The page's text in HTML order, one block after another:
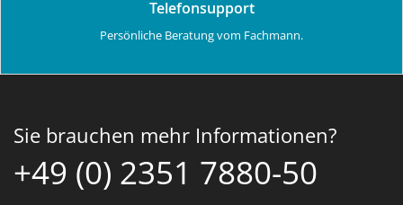
Telefonsupport
Persönliche Beratung vom Fachmann.
Sie brauchen mehr Informationen?
+49 (0) 2351 7880-50